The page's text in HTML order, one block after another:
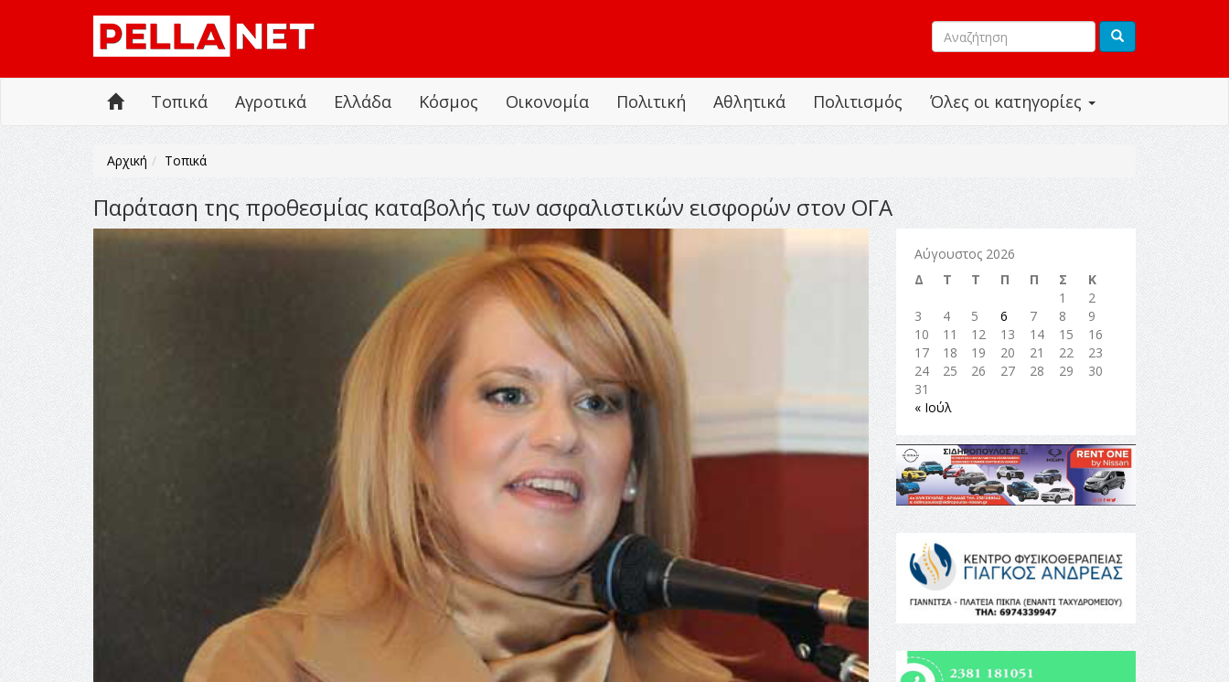
Όλες οι κατηγορίες
Τοπικά Αγροτικά Ελλάδα Κόσμος Οικονομία Πολιτική Αθλητικά Πολιτισμός
Αρχική Τοπικά
Παράταση της προθεσμίας καταβολής των ασφαλιστικών εισφορών στον ΟΓΑ
Αύγουστος 2026
Δ
Τ Τ Π Π Σ
Κ
1
2
3
4 5 6 7 8
9
10
11 12 13 14 15
16
17
18 19 20 21 22
23
24
25 26 27 28 29
30
31
« Ιούλ